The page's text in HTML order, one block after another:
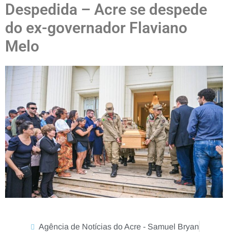
Despedida – Acre se despede
do ex-governador Flaviano
Melo
Agência de Notícias do Acre - Samuel Bryan